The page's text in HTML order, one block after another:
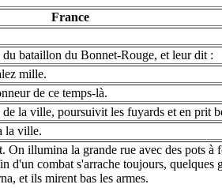
France
bataillon du Bonnet-Rouge, et leur dit :
mille.
de ce temps-là.
la ville, poursuivit les fuyards et en prit
la ville.
On illumina la grande rue avec des pots à
d'un combat s'arrache toujours, quelques
et ils mirent bas les armes.